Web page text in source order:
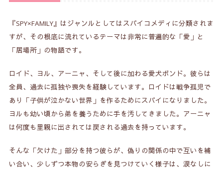
『SPY×FAMILY』はジャンルとしてはスパイコメディに分類されま
すが、その根底に流れているテーマは非常に普遍的な「愛」と
「居場所」の物語です。
ロイド、ヨル、アーニャ、そして後に加わる愛犬ボンド。彼らは
全員、過去に孤独や喪失を経験しています。ロイドは戦争孤児で
あり「子供が泣かない世界」を作るためにスパイになりました。
ヨルも幼い頃から弟を養うために手を汚してきました。アーニャ
は何度も里親に出されては戻される過去を持っています。
そんな「欠けた」部分を持つ彼らが、偽りの関係の中で互いを補
い合い、少しずつ本物の安らぎを見つけていく様子は、涙なしに